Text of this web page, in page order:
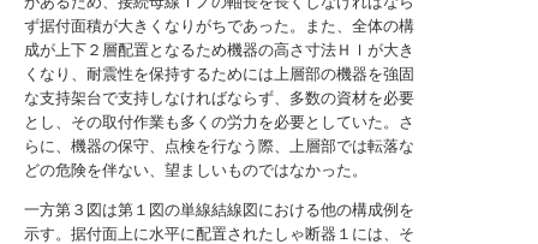
ず据付面積が大きくなりがちであった。また、全体の構
成が上下２層配置となるため機器の高さ寸法Ｈｌが大き
くなり、耐震性を保持するためには上層部の機器を強固
な支持架台で支持しなければならず、多数の資材を必要
とし、その取付作業も多くの労力を必要としていた。さ
らに、機器の保守、点検を行なう際、上層部では転落な
どの危険を伴ない、望ましいものではなかった。
一方第３図は第１図の単線結線図における他の構成例を
示す。据付面上に水平に配置されたしゃ断器１には、そ